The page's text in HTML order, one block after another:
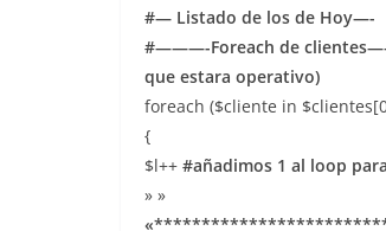
#— Listado de los de Hoy—-
#———-Foreach de
que estara operativo)
foreach ($cliente in
{
$l++ #añadimos 1 al loop
» »